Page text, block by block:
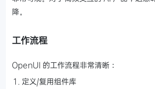
降。
工作流程
OpenUI 的工作流程非常清晰：
定义/复用组件库